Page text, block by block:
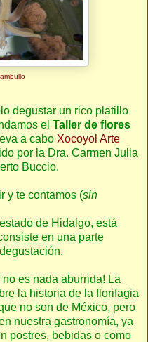
degustar un rico platillo
el Taller de flores
a cabo Xocoyol Arte
por la Dra. Carmen Julia
Buccio.
y te contamos (sin
de Hidalgo, está
en una parte
no es nada aburrida! La
la historia de la florifagia
no son de México, pero
nuestra gastronomía, ya
postres, bebidas o como